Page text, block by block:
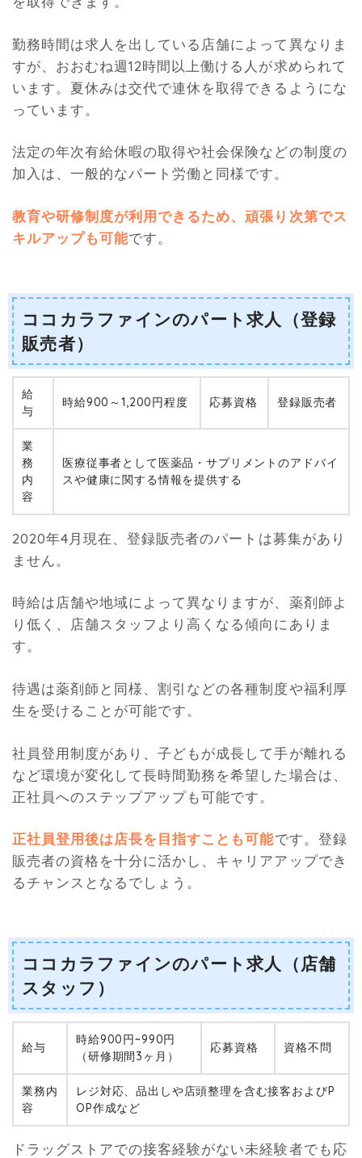
勤務時間は求人を出している店舗によって異なりま
すが、おおむね週12時間以上働ける人が求められて
います。夏休みは交代で連休を取得できるようにな
っています。
法定の年次有給休暇の取得や社会保険などの制度の
加入は、一般的なパート労働と同様です。
教育や研修制度が利用できるため、頑張り次第でス
キルアップも可能です。
ココカラファインのパート求人（登録
販売者）
給
与
時給900～1,200円程度 応募資格 登録販売者
業
務
内
容
医療従事者として医薬品・サプリメントのアドバイ
スや健康に関する情報を提供する
2020年4月現在、登録販売者のパートは募集があり
ません。
時給は店舗や地域によって異なりますが、薬剤師よ
り低く、店舗スタッフより高くなる傾向にありま
す。
待遇は薬剤師と同様、割引などの各種制度や福利厚
生を受けることが可能です。
社員登用制度があり、子どもが成長して手が離れる
など環境が変化して長時間勤務を希望した場合は、
正社員へのステップアップも可能です。
正社員登用後は店長を目指すことも可能です。登録
販売者の資格を十分に活かし、キャリアアップでき
るチャンスとなるでしょう。
ココカラファインのパート求人（店舗
スタッフ）
給与
時給900円~990円
（研修期間3ヶ月）
応募資格 資格不問
業務内
容
レジ対応、品出しや店頭整理を含む接客およびP
OP作成など
ドラッグストアでの接客経験がない未経験者でも応